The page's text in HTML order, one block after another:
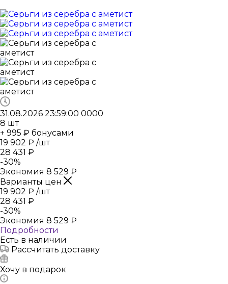
31.08.2026 23:59:00 0000
8 шт
+ 995 ₽ бонусами
19 902 ₽ /шт
28 431 ₽
-30%
Экономия 8 529 ₽
Варианты цен
19 902 ₽ /шт
28 431 ₽
-30%
Экономия 8 529 ₽
Подробности
Есть в наличии
Рассчитать доставку
Хочу в подарок